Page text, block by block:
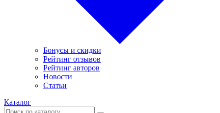
Бонусы и скидки
Рейтинг отзывов
Рейтинг авторов
Новости
Статьи
Каталог